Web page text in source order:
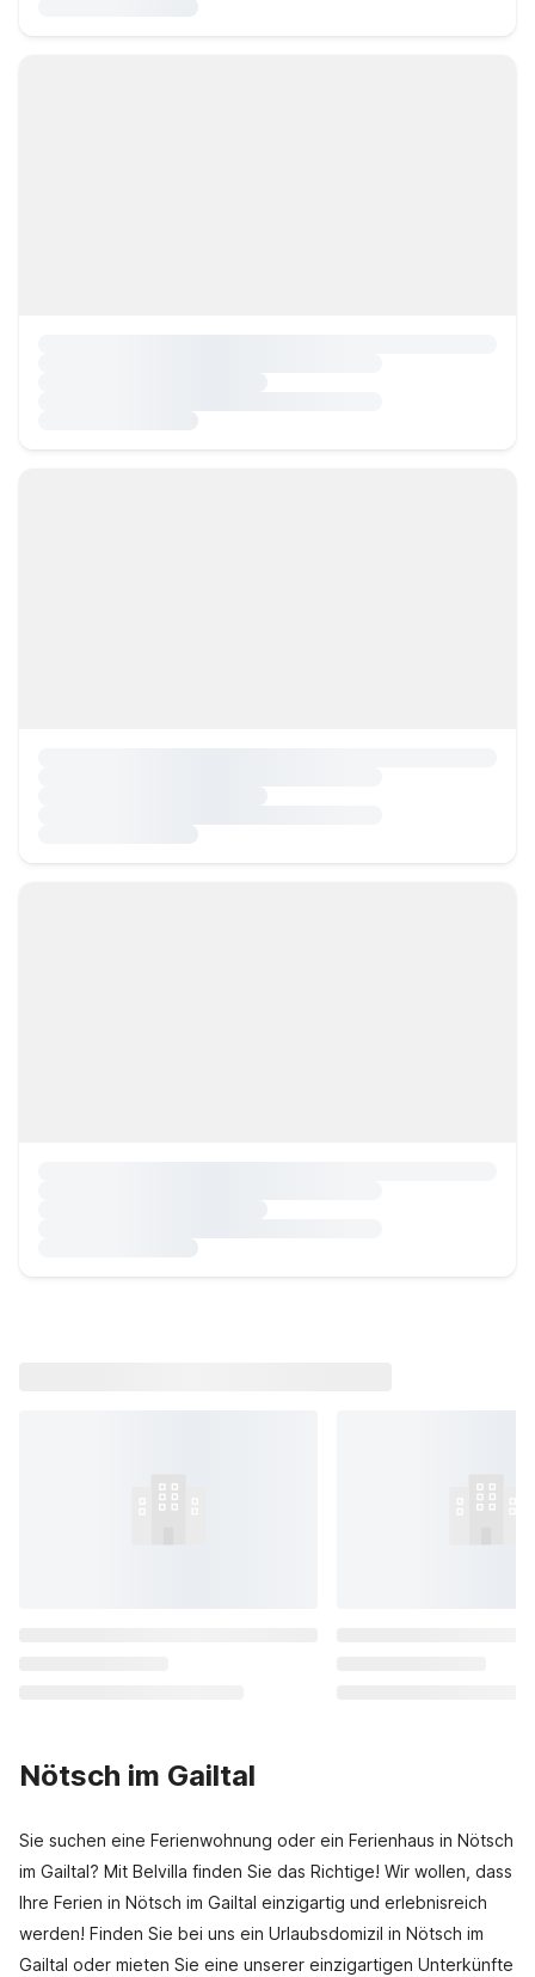
Nötsch im Gailtal
Sie suchen eine Ferienwohnung oder ein Ferienhaus in Nötsch
im Gailtal? Mit Belvilla finden Sie das Richtige! Wir wollen, dass
Ihre Ferien in Nötsch im Gailtal einzigartig und erlebnisreich
werden! Finden Sie bei uns ein Urlaubsdomizil in Nötsch im
Gailtal oder mieten Sie eine unserer einzigartigen Unterkünfte